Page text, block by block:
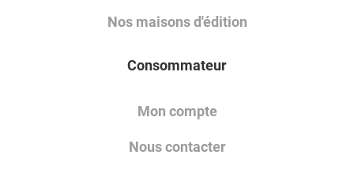
Nos maisons d'édition
Consommateur
Mon compte
Nous contacter